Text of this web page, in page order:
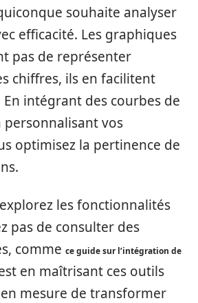
souhaite analyser
efficacité. Les graphiques
pas de représenter
chiffres, ils en facilitent
intégrant des courbes de
vos
optimisez la pertinence de
les fonctionnalités
pas de consulter des
comme ce guide sur l’intégration de
en maîtrisant ces outils
mesure de transformer